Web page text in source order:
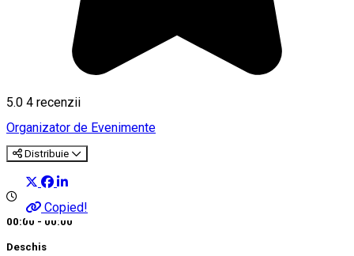
5.0 4 recenzii
Organizator de Evenimente
Distribuie
Copied!
00:00 - 00:00
Deschis